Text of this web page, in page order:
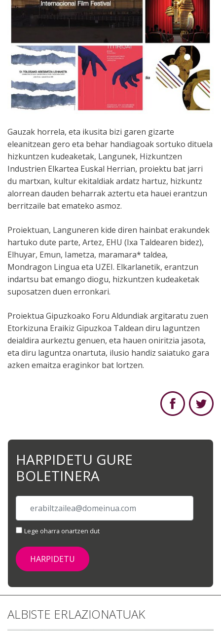
Gauzak horrela, eta ikusita bizi garen gizarte
eleanitzean gero eta behar handiagoak sortuko dituela
hizkuntzen kudeaketak, Langunek, Hizkuntzen
Industrien Elkartea Euskal Herrian, proiektu bat jarri
du martxan, kultur ekitaldiak ardatz hartuz, hizkuntz
alorrean dauden beharrak aztertu eta hauei erantzun
berritzaile bat emateko asmoz.
Proiektuan, Languneren kide diren hainbat erakundek
hartuko dute parte, Artez, EHU (Ixa Taldearen bidez),
Elhuyar, Emun, Iametza, maramara* taldea,
Mondragon Lingua eta UZEI. Elkarlanetik, erantzun
indartsu bat emango diogu, hizkuntzen kudeaketak
suposatzen duen erronkari.
Proiektua Gipuzkoako Foru Aldundiak argitaratu zuen
Etorkizuna Eraikiz Gipuzkoa Taldean diru laguntzen
deialdira aurkeztu genuen, eta hauen oniritzia jasota,
eta diru laguntza onartuta, ilusio handiz saiatuko gara
azken emaitza eraginkor bat lortzen.
HARPIDETU GURE
BOLETINERA
Lege oharra onartzen dut
ALBISTE ERLAZIONATUAK